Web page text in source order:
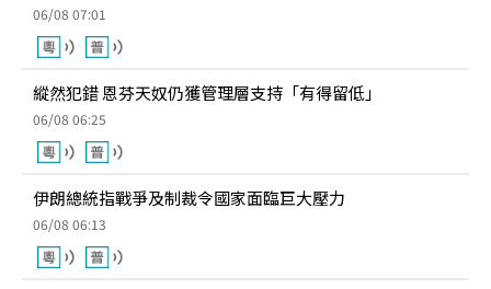
06/08 07:01
縱然犯錯 恩芬天奴仍獲管理層支持「有得留低」
06/08 06:25
伊朗總統指戰爭及制裁令國家面臨巨大壓力
06/08 06:13